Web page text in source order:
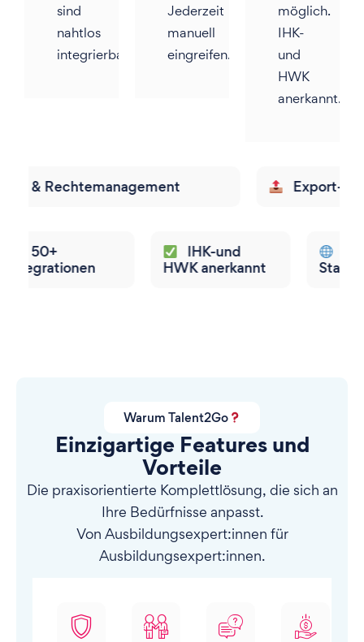
sind
nahtlos
integrierbar.
Jederzeit
manuell
eingreifen.
möglich.
IHK-
und
HWK
anerkannt.
Export-Funktionen
IHK-und
HWK anerkannt
Warum Talent2Go
Einzigartige Features und
Vorteile
Die praxisorientierte Komplettlösung, die sich an
Ihre Bedürfnisse anpasst.
Von Ausbildungsexpert:innen für
Ausbildungsexpert:innen.